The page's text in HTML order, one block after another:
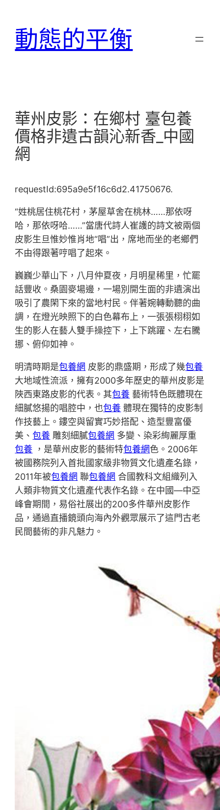
動態的平衡
華州皮影：在鄉村 臺包養
價格非遺古韻沁新香_中國
網
requestId:695a9e5f16c6d2.41750676.
“姓桃居住桃花村，茅屋草舍在桃林……那依呀
哈，那依呀哈……”當唐代詩人崔護的詩文被兩個
皮影生旦惟妙惟肖地“唱”出，席地而坐的老鄉們
不由得跟著哼唱了起來。
巍巍少華山下，八月仲夏夜，月明星稀里，忙罷
話豐收。桑園麥場邊，一場別開生面的非遺演出
吸引了農閑下來的當地村民。伴著婉轉動聽的曲
調，在燈光映照下的白色幕布上，一張張栩栩如
生的影人在藝人雙手操控下，上下跳躍、左右騰
挪、俯仰如神。
明清時期是包養網 皮影的鼎盛期，形成了幾包養
大地域性流派，擁有2000多年歷史的華州皮影是
陜西東路皮影的代表。其包養 藝術特色既體現在
細膩悠揚的唱腔中，也包養 體現在獨特的皮影制
作技藝上。鏤空與留實巧妙搭配、造型豐富優
美、包養 雕刻細膩包養網 多變、染彩絢麗厚重
包養 ，是華州皮影的藝術特包養網色。2006年
被國務院列入首批國家級非物質文化遺產名錄，
2011年被包養網 聯包養網 合國教科文組織列入
人類非物質文化遺產代表作名錄。在中國—中亞
峰會期間，易俗社展出的200多件華州皮影作
品，通過直播鏡頭向海內外觀眾展示了這門古老
民間藝術的非凡魅力。